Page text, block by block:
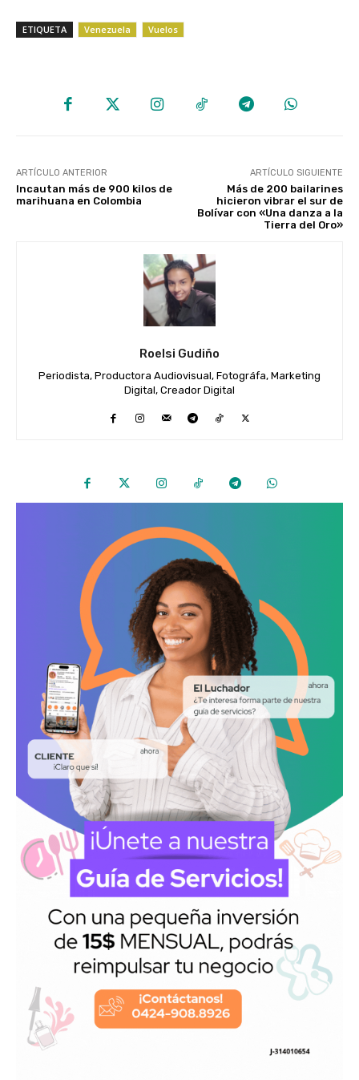
ETIQUETA Venezuela Vuelos
ARTÍCULO ANTERIOR
Incautan más de 900 kilos de
marihuana en Colombia
ARTÍCULO SIGUIENTE
Más de 200 bailarines
hicieron vibrar el sur de
Bolívar con «Una danza a la
Tierra del Oro»
Roelsi Gudiño
Periodista, Productora Audiovisual, Fotográfa, Marketing
Digital, Creador Digital